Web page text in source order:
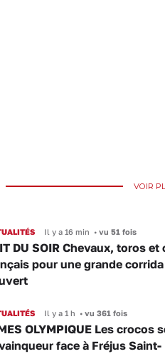
VOIR
Il y a 16 min •vu 51 fois
DU SOIR Chevaux, toros et
pour une grande corrida
Il y a 1 h •vu 361 fois
OLYMPIQUE Les crocos
face à Fréjus Saint-